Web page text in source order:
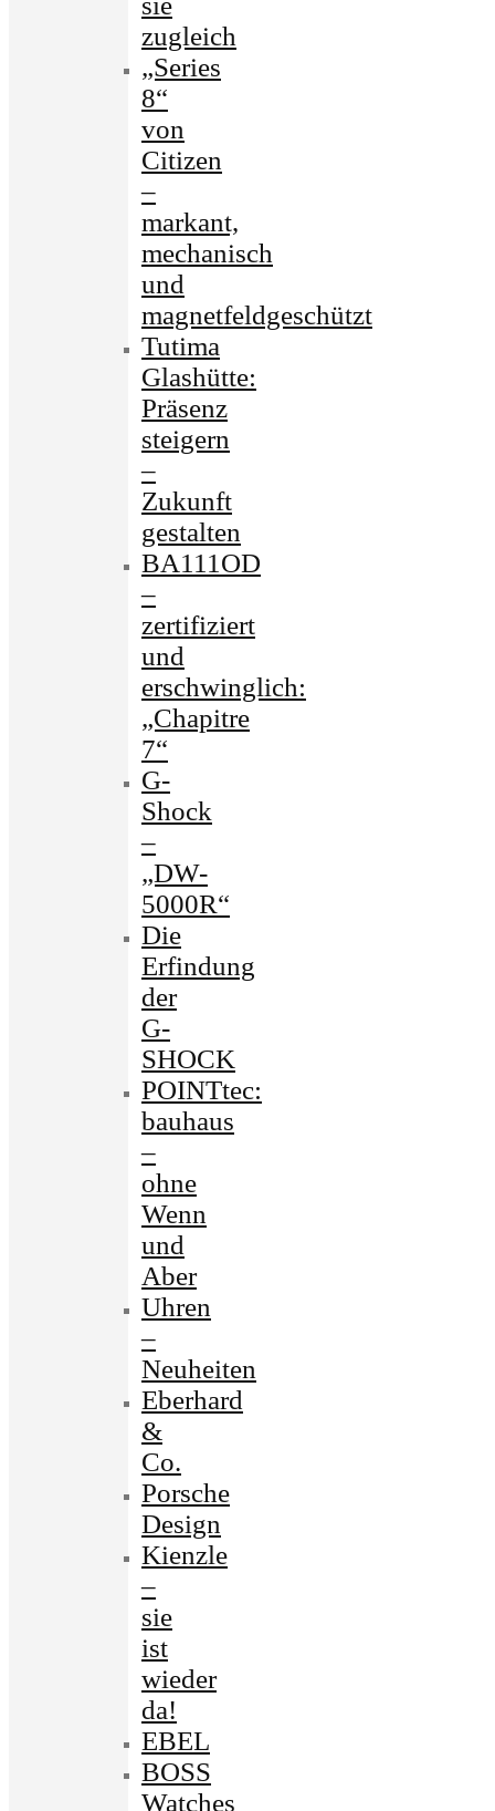
zugleich
„Series
8“
von
Citizen
–
markant,
mechanisch
und
magnetfeldgeschützt
Tutima
Glashütte:
Präsenz
steigern
–
Zukunft
gestalten
BA111OD
–
zertifiziert
und
erschwinglich:
„Chapitre
7“
G-
Shock
–
„DW-
5000R“
Die
Erfindung
der
G-
SHOCK
POINTtec:
bauhaus
–
ohne
Wenn
und
Aber
Uhren
–
Neuheiten
Eberhard
&
Co.
Porsche
Design
Kienzle
–
sie
ist
wieder
da!
EBEL
BOSS
Watches